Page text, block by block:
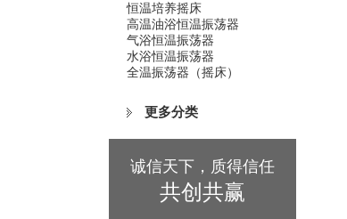
恒温培养摇床
高温油浴恒温振荡器
气浴恒温振荡器
水浴恒温振荡器
全温振荡器（摇床）
更多分类
诚信天下，质得信任
共创共赢